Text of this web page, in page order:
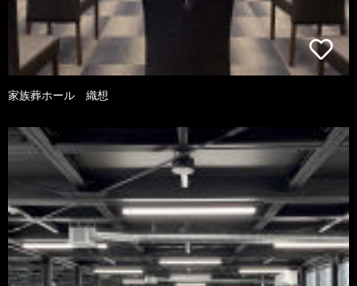
家族葬ホール 織想